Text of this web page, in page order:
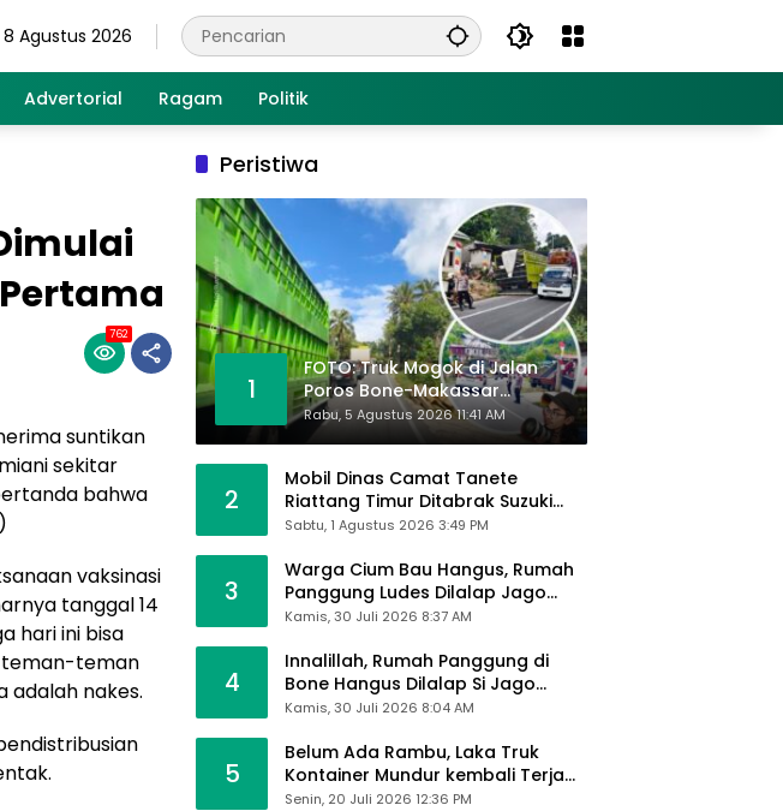
Agustus 2026
Advertorial Ragam Politik
762
suntikan
sekitar
bahwa
vaksinasi
tanggal 14
hari ini bisa
teman-teman
adalah nakes.
Peristiwa
1
FOTO: Truk Mogok di Jalan
Poros Bone-Makassar
Sebabkan Macet, Polisi Turun
Tangan
Rabu, 5 Agustus 2026 11:41 AM
2
Mobil Dinas Camat Tanete
Riattang Timur Ditabrak Suzuki
Ertiga, Camat Andi Habibie:
Sabtu, 1 Agustus 2026 3:49 PM
3
Warga Cium Bau Hangus, Rumah
Panggung Ludes Dilalap Jago
Merah
Kamis, 30 Juli 2026 8:37 AM
4
Innalillah, Rumah Panggung di
Bone Hangus Dilalap Si Jago
Merah
Kamis, 30 Juli 2026 8:04 AM
5
Belum Ada Rambu, Laka Truk
Kontainer Mundur kembali Terjadi
di Bypass Sumpallabbu
Senin, 20 Juli 2026 12:36 PM